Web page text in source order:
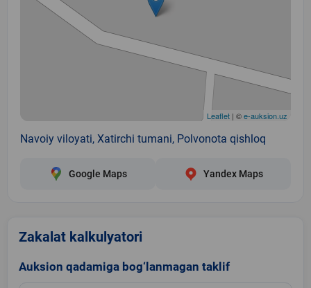
Leaflet | ©e-auksion.uz
Navoiy viloyati, Xatirchi tumani, Polvonota qishloq
Google Maps Yandex Maps
Zakalat kalkulyatori
Auksion qadamiga bog‘lanmagan taklif